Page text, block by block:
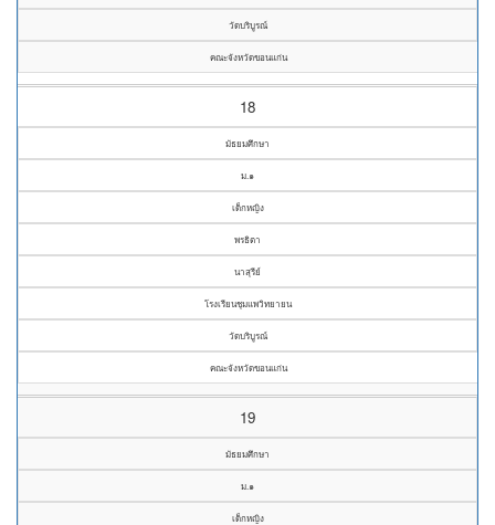
วัดบริบูรณ์
คณะจังหวัดขอนแก่น
18
มัธยมศึกษา
ม.๑
เด็กหญิง
พรธิตา
นาสุรีย์
โรงเรียนชุมแพวิทยายน
วัดบริบูรณ์
คณะจังหวัดขอนแก่น
19
มัธยมศึกษา
ม.๑
เด็กหญิง